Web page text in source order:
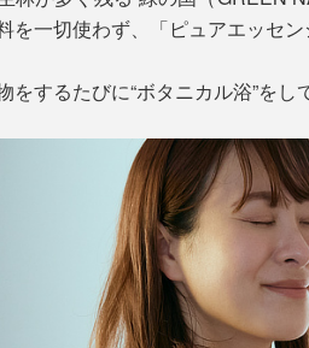
を一切使わず、「ピュアエッセ
をするたびに“ボタニカル浴”をし